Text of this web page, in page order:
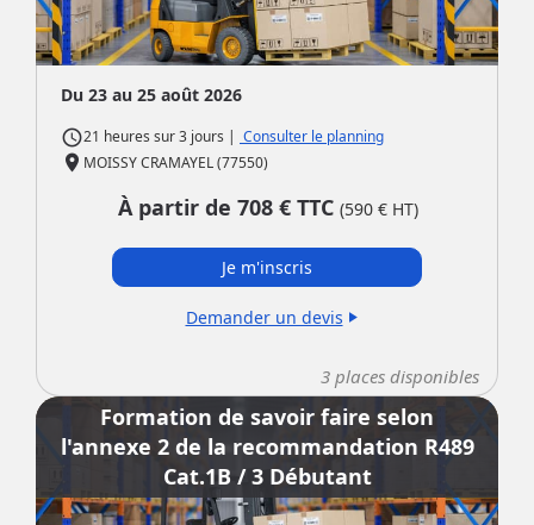
Du 23 au 25 août 2026
access_time21 heures sur3 jours | Consulter le planning
place MOISSY CRAMAYEL (77550)
À partir de 708 € TTC (590€ HT)
Je m'inscris
Demander un devis play_arrow
3 places disponibles
Formation de savoir faire selon
l'annexe 2 de la recommandation R489
Cat.1B / 3 Débutant